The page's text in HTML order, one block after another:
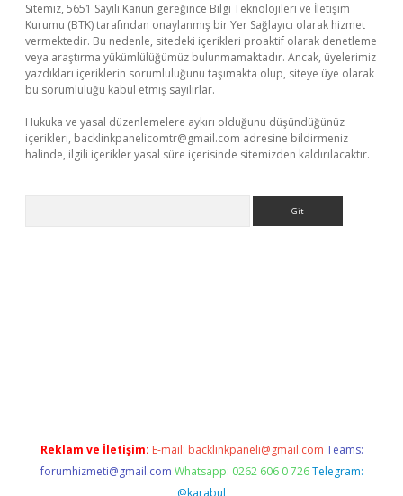
Sitemiz, 5651 Sayılı Kanun gereğince Bilgi Teknolojileri ve İletişim
Kurumu (BTK) tarafından onaylanmış bir Yer Sağlayıcı olarak hizmet
vermektedir. Bu nedenle, sitedeki içerikleri proaktif olarak denetleme
veya araştırma yükümlülüğümüz bulunmamaktadır. Ancak, üyelerimiz
yazdıkları içeriklerin sorumluluğunu taşımakta olup, siteye üye olarak
bu sorumluluğu kabul etmiş sayılırlar.
Hukuka ve yasal düzenlemelere aykırı olduğunu düşündüğünüz
içerikleri, backlinkpanelicomtr@gmail.com adresine bildirmeniz
halinde, ilgili içerikler yasal süre içerisinde sitemizden kaldırılacaktır.
Reklam ve İletişim: E-mail: backlinkpaneli@gmail.com Teams:
forumhizmeti@gmail.com Whatsapp: 0262 606 0 726 Telegram:
@karabul